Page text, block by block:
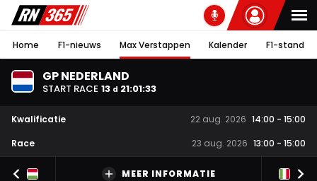
Home F1-nieuws Max Verstappen Kalender F1-stand
GP NEDERLAND
START RACE 13 d 21:01:33
Kwalificatie 22 aug. 2026 14:00 - 15:00
Race
23 aug. 2026 13:00 - 15:00
MEER INFORMATIE